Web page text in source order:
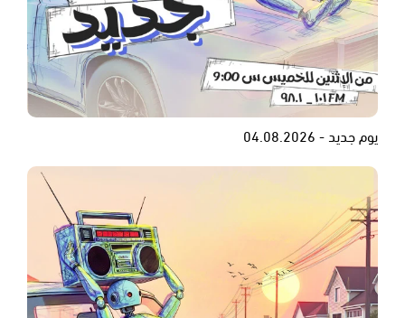
يوم جديد - 04.08.2026